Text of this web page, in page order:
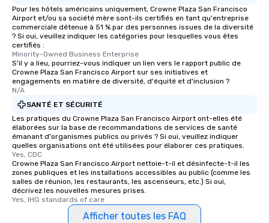
Pour les hôtels américains uniquement, Crowne Plaza San Francisco
Airport et/ou sa société mère sont-ils certifiés en tant qu'entreprise
commerciale détenue à 51 % par des personnes issues de la diversité
? Si oui, veuillez indiquer les catégories pour lesquelles vous êtes
certifiés :
Minority-Owned Business Enterprise
S'il y a lieu, pourriez-vous indiquer un lien vers le rapport public de
Crowne Plaza San Francisco Airport sur ses initiatives et
engagements en matière de diversité, d'équité et d'inclusion ?
N/A
SANTÉ ET SÉCURITÉ
Les pratiques du Crowne Plaza San Francisco Airport ont-elles été
élaborées sur la base de recommandations de services de santé
émanant d'organismes publics ou privés ? Si oui, veuillez indiquer
quelles organisations ont été utilisées pour élaborer ces pratiques.
Yes, CDC
Crowne Plaza San Francisco Airport nettoie-t-il et désinfecte-t-il les
zones publiques et les installations accessibles au public (comme les
salles de réunion, les restaurants, les ascenseurs, etc.) Si oui,
décrivez les nouvelles mesures prises.
Yes, IHG standards of care
Afficher toutes les FAQ